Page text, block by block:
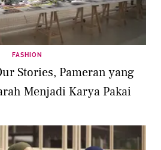
FASHION
Stories, Pameran yang
Menjadi Karya Pakai